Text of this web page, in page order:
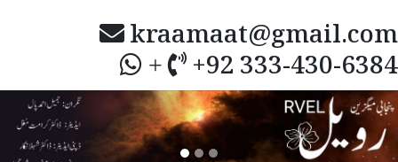
kraamaat@gmail.com
+ +92 333-430-6384
Previous